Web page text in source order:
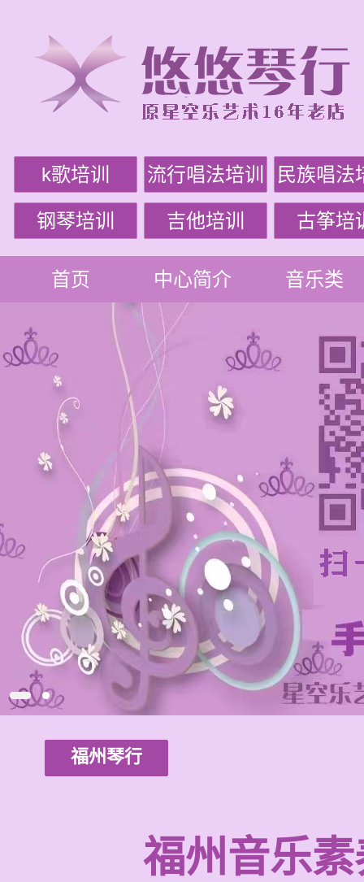
k歌培训 流行唱法培训 民族唱法
钢琴培训 吉他培训 古筝培
首页 中心简介 音乐类
福州琴行
福州音乐